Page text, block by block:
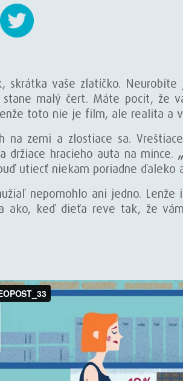
skrátka vaše zlatíčko.
stane malý čert. Máte pocit, že
toto nie je film, ale realita a
na zemi a zlostiace sa.
držiace hracieho auta na mince.
utiecť niekam poriadne ďaleko
nepomohlo ani jedno.
ako, keď dieťa reve tak, že